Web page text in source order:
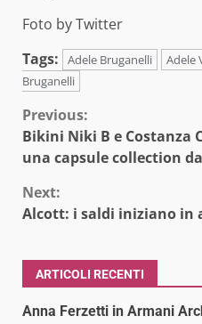
Foto by Twitter
Tags:
Adele Bruganelli Adele
Bruganelli
Continue
Reading
Previous:
Bikini Niki B e Costanza
una capsule collection
Next:
Alcott: i saldi iniziano in
ARTICOLI RECENTI
Anna Ferzetti in Armani